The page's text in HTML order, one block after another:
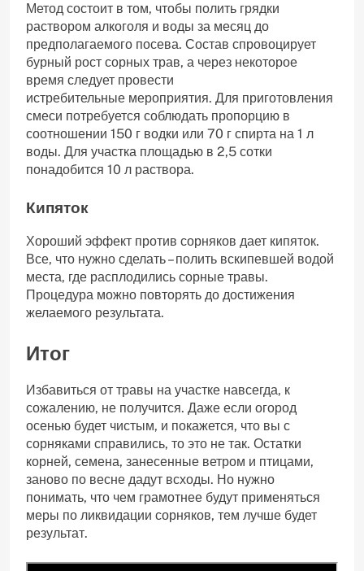
Метод состоит в том, чтобы полить грядки
раствором алкоголя и воды за месяц до
предполагаемого посева. Состав спровоцирует
бурный рост сорных трав, а через некоторое
время следует провести
истребительные мероприятия. Для приготовления
смеси потребуется соблюдать пропорцию в
соотношении 150 г водки или 70 г спирта на 1 л
воды. Для участка площадью в 2,5 сотки
понадобится 10 л раствора.
Кипяток
Хороший эффект против сорняков дает кипяток.
Все, что нужно сделать – полить вскипевшей водой
места, где расплодились сорные травы.
Процедура можно повторять до достижения
желаемого результата.
Итог
Избавиться от травы на участке навсегда, к
сожалению, не получится. Даже если огород
осенью будет чистым, и покажется, что вы с
сорняками справились, то это не так. Остатки
корней, семена, занесенные ветром и птицами,
заново по весне дадут всходы. Но нужно
понимать, что чем грамотнее будут применяться
меры по ликвидации сорняков, тем лучше будет
результат.